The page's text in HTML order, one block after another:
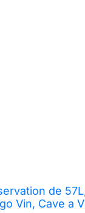
de
Vin, Cave a